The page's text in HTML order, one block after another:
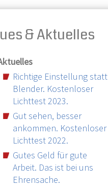
& Aktuelles
Richtige Einstellung statt
Blender. Kostenloser
Lichttest 2023.
Gut sehen, besser
ankommen. Kostenloser
Lichttest 2022.
Gutes Geld für gute
Arbeit. Das ist bei uns
Ehrensache.